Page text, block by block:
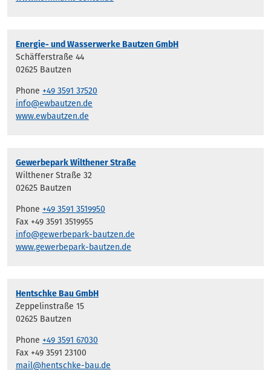
Energie- und Wasserwerke Bautzen GmbH
Schäfferstraße 44
02625 Bautzen
Phone +49 3591 37520
info@ewbautzen.de
www.ewbautzen.de
Gewerbepark Wilthener Straße
Wilthener Straße 32
02625 Bautzen
Phone +49 3591 3519950
Fax +49 3591 3519955
info@gewerbepark-bautzen.de
www.gewerbepark-bautzen.de
Hentschke Bau GmbH
Zeppelinstraße 15
02625 Bautzen
Phone +49 3591 67030
Fax +49 3591 23100
mail@hentschke-bau.de